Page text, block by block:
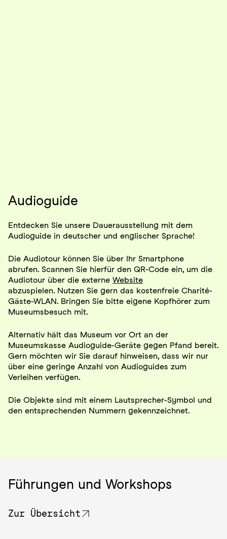
Audioguide
Entdecken Sie unsere Dauerausstellung mit dem
Audioguide in deutscher und englischer Sprache!
Die Audiotour können Sie über Ihr Smartphone
abrufen. Scannen Sie hierfür den QR-Code ein, um die
Audiotour über die externe Website
abzuspielen. Nutzen Sie gern das kostenfreie Charité-
Gäste-WLAN. Bringen Sie bitte eigene Kopfhörer zum
Museumsbesuch mit.
Alternativ hält das Museum vor Ort an der
Museumskasse Audioguide-Geräte gegen Pfand bereit.
Gern möchten wir Sie darauf hinweisen, dass wir nur
über eine geringe Anzahl von Audioguides zum
Verleihen verfügen.
Die Objekte sind mit einem Lautsprecher-Symbol und
den entsprechenden Nummern gekennzeichnet.
Führungen und Workshops
Zur Übersicht